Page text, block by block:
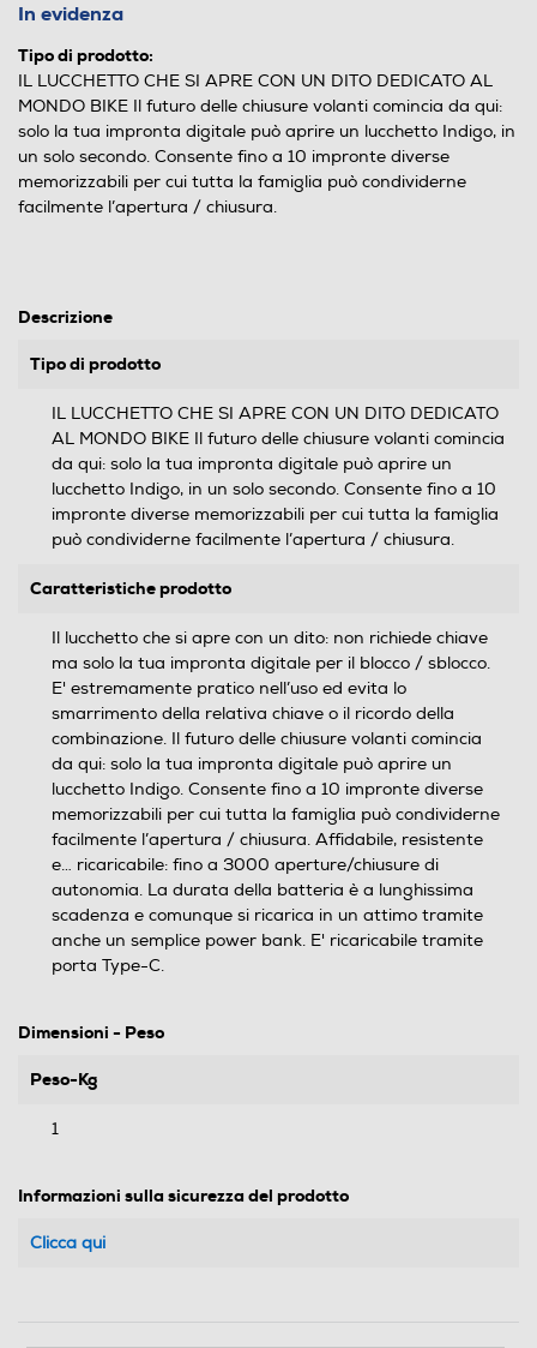
In evidenza
Tipo di prodotto:
IL LUCCHETTO CHE SI APRE CON UN DITO DEDICATO AL
MONDO BIKE Il futuro delle chiusure volanti comincia da qui:
solo la tua impronta digitale può aprire un lucchetto Indigo, in
un solo secondo. Consente fino a 10 impronte diverse
memorizzabili per cui tutta la famiglia può condividerne
facilmente l’apertura / chiusura.
Descrizione
Tipo di prodotto
IL LUCCHETTO CHE SI APRE CON UN DITO DEDICATO
AL MONDO BIKE Il futuro delle chiusure volanti comincia
da qui: solo la tua impronta digitale può aprire un
lucchetto Indigo, in un solo secondo. Consente fino a 10
impronte diverse memorizzabili per cui tutta la famiglia
può condividerne facilmente l’apertura / chiusura.
Caratteristiche prodotto
Il lucchetto che si apre con un dito: non richiede chiave
ma solo la tua impronta digitale per il blocco / sblocco.
E' estremamente pratico nell’uso ed evita lo
smarrimento della relativa chiave o il ricordo della
combinazione. Il futuro delle chiusure volanti comincia
da qui: solo la tua impronta digitale può aprire un
lucchetto Indigo. Consente fino a 10 impronte diverse
memorizzabili per cui tutta la famiglia può condividerne
facilmente l’apertura / chiusura. Affidabile, resistente
e… ricaricabile: fino a 3000 aperture/chiusure di
autonomia. La durata della batteria è a lunghissima
scadenza e comunque si ricarica in un attimo tramite
anche un semplice power bank. E' ricaricabile tramite
porta Type-C.
Dimensioni - Peso
Peso-Kg
1
Informazioni sulla sicurezza del prodotto
Clicca qui